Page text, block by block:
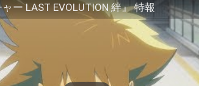
ー LAST EVOLUTION 絆』 特報